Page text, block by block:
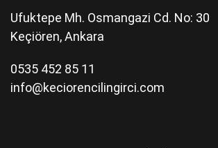
Ufuktepe Mh. Osmangazi Cd. No: 30
Keçiören, Ankara
0535 452 85 11
info@keciorencilingirci.com